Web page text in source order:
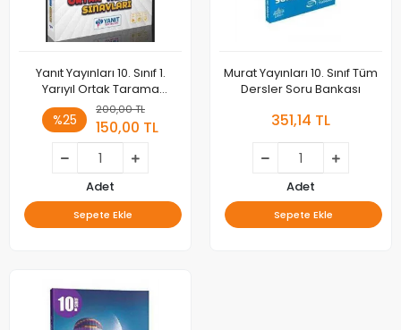
Yanıt Yayınları 10. Sınıf 1.
Yarıyıl Ortak Tarama
Sınavları
%25
200,00 TL
150,00 TL
Adet
Sepete Ekle
Murat Yayınları 10. Sınıf Tüm
Dersler Soru Bankası
351,14 TL
Adet
Sepete Ekle